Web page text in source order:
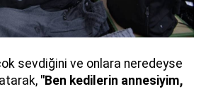
sevdiğini ve onlara neredeyse
"Ben kedilerin annesiyim,